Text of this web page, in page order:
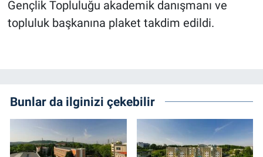
Gençlik Topluluğu akademik danışmanı ve
topluluk başkanına plaket takdim edildi.
Bunlar da ilginizi çekebilir